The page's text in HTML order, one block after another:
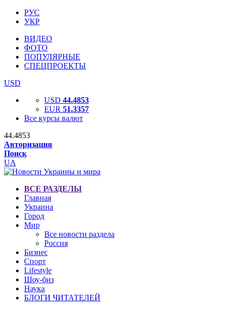
РУС
УКР
ВИДЕО
ФОТО
ПОПУЛЯРНЫЕ
СПЕЦПРОЕКТЫ
USD
USD 44.4853
EUR 51.3357
Все курсы валют
44.4853
Авторизация
Поиск
UA
ВСЕ РАЗДЕЛЫ
Главная
Украина
Город
Мир
Все новости раздела
Россия
Бизнес
Спорт
Lifestyle
Шоу-биз
Наука
БЛОГИ ЧИТАТЕЛЕЙ